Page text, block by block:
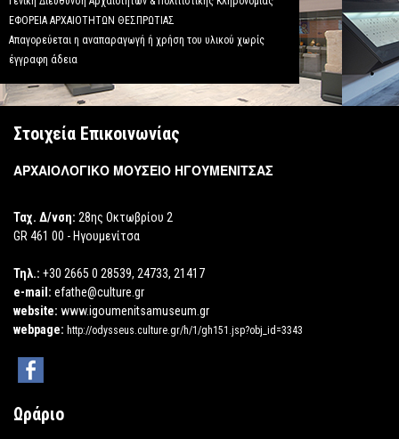
ΕΦΟΡΕΙΑ ΑΡΧΑΙΟΤΗΤΩΝ ΘΕΣΠΡΩΤΙΑΣ
Απαγορεύεται η αναπαραγωγή ή χρήση του υλικού χωρίς
έγγραφη άδεια
Στοιχεία Επικοινωνίας
ΑΡΧΑΙΟΛΟΓΙΚΟ ΜΟΥΣΕΙΟ ΗΓΟΥΜΕΝΙΤΣΑΣ
Ταχ. Δ/νση: 28ης Οκτωβρίου 2
GR 461 00 - Ηγουμενίτσα
Τηλ.: +30 2665 0 28539, 24733, 21417
e-mail: efathe@culture.gr
website: www.igoumenitsamuseum.gr
webpage: http://odysseus.culture.gr/h/1/gh151.jsp?obj_id=3343
Ωράριο